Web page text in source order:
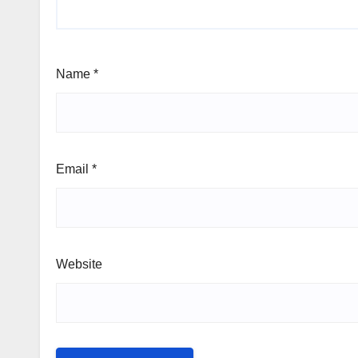
Name *
Email *
Website